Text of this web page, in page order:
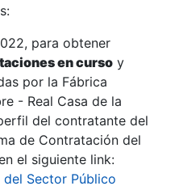
para obtener
en curso y
por la Fábrica
- Real Casa de la
del contratante del
de Contratación del
el siguiente link:
Sector Público